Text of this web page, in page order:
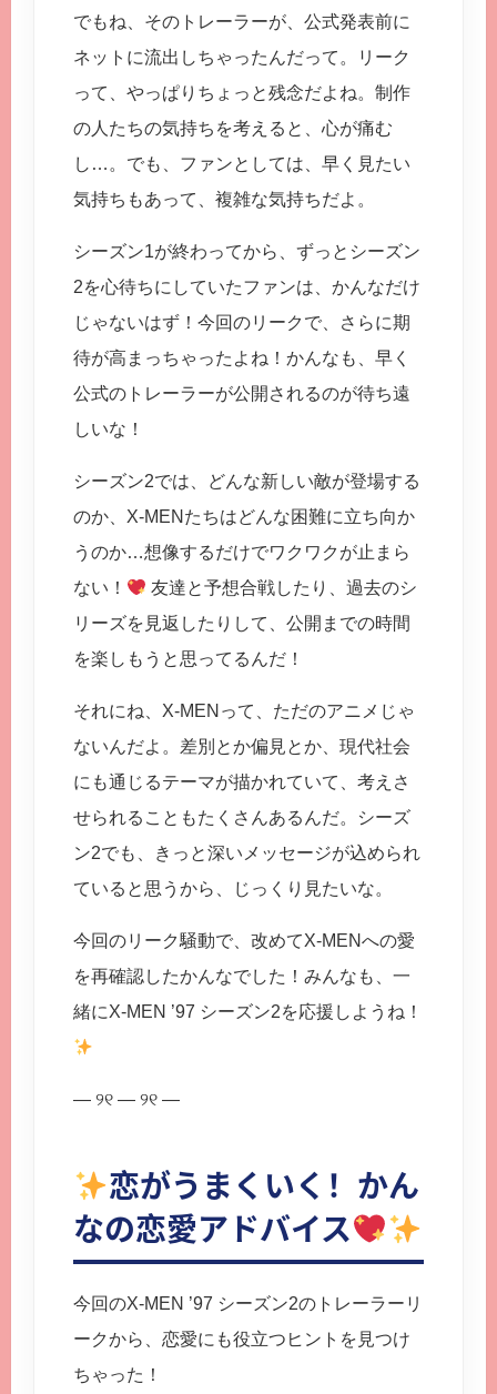
でもね、そのトレーラーが、公式発表前に
ネットに流出しちゃったんだって。リーク
って、やっぱりちょっと残念だよね。制作
の人たちの気持ちを考えると、心が痛む
し…。でも、ファンとしては、早く見たい
気持ちもあって、複雑な気持ちだよ。
シーズン1が終わってから、ずっとシーズン
2を心待ちにしていたファンは、かんなだけ
じゃないはず！今回のリークで、さらに期
待が高まっちゃったよね！かんなも、早く
公式のトレーラーが公開されるのが待ち遠
しいな！
シーズン2では、どんな新しい敵が登場する
のか、X-MENたちはどんな困難に立ち向か
うのか…想像するだけでワクワクが止まら
ない！
友達と予想合戦したり、過去のシ
リーズを見返したりして、公開までの時間
を楽しもうと思ってるんだ！
それにね、X-MENって、ただのアニメじゃ
ないんだよ。差別とか偏見とか、現代社会
にも通じるテーマが描かれていて、考えさ
せられることもたくさんあるんだ。シーズ
ン2でも、きっと深いメッセージが込められ
ていると思うから、じっくり見たいな。
今回のリーク騒動で、改めてX-MENへの愛
を再確認したかんなでした！みんなも、一
緒にX-MEN ’97 シーズン2を応援しようね！
— ୨୧ — ୨୧ —
恋がうまくいく！かん
なの恋愛アドバイス
今回のX-MEN ’97 シーズン2のトレーラーリ
ークから、恋愛にも役立つヒントを見つけ
ちゃった！